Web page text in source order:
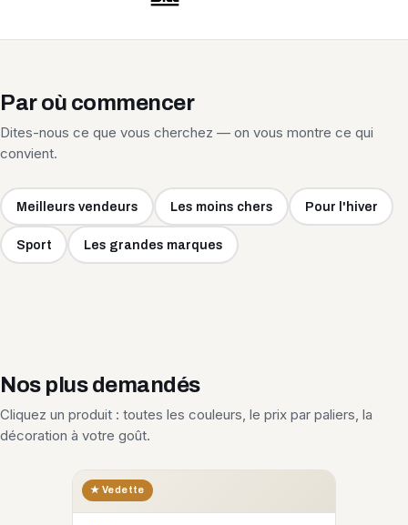
Par où commencer
Dites-nous ce que vous cherchez — on vous montre ce qui
convient.
Meilleurs vendeurs Les moins chers Pour l'hiver
Sport Les grandes marques
Nos plus demandés
Cliquez un produit : toutes les couleurs, le prix par paliers, la
décoration à votre goût.
★ Vedette